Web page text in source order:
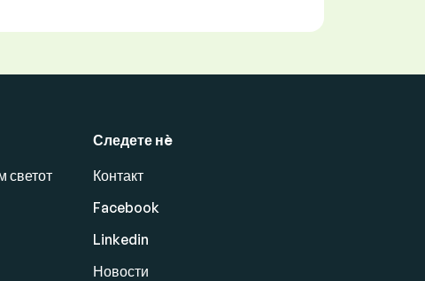
светот
Следете нè
Контакт
Facebook
Linkedin
Новости